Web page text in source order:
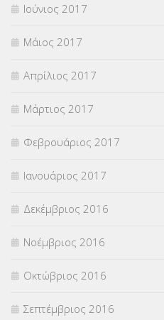
Ιούνιος 2017
Μάιος 2017
Απρίλιος 2017
Μάρτιος 2017
Φεβρουάριος 2017
Ιανουάριος 2017
Δεκέμβριος 2016
Νοέμβριος 2016
Οκτώβριος 2016
Σεπτέμβριος 2016